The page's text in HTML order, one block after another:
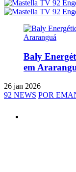
Baly
em
26 jan 2026
92 NEWS POR